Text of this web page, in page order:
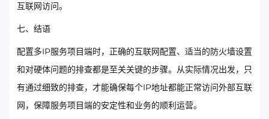
互联网访问。
七、结语
配置多IP服务项目端时，正确的互联网配置、适当的防火墙设置
和对硬体问题的排查都是至关关键的步骤。从实际情况出发，只
有通过细致的排查，才能确保每个IP地址都能正常访问外部互联
网，保障服务项目端的安定性和业务的顺利运营。